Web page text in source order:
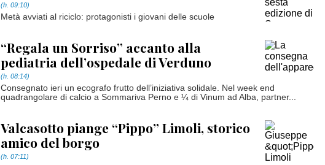
(h. 09:10)
Metà avviati al riciclo: protagonisti i giovani delle scuole
“Regala un Sorriso” accanto alla
pediatria dell’ospedale di Verduno
(h. 08:14)
Consegnato ieri un ecografo frutto dell’iniziativa solidale. Nel week end
quadrangolare di calcio a Sommariva Perno e ¼ di Vinum ad Alba, partner...
Valcasotto piange “Pippo” Limoli, storico
amico del borgo
(h. 07:11)